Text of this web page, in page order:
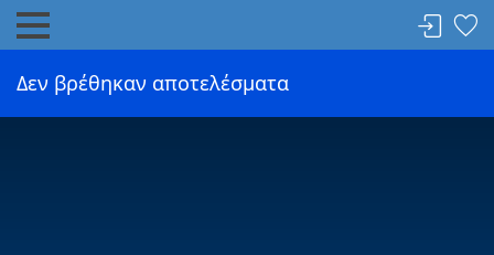
Δεν βρέθηκαν αποτελέσματα